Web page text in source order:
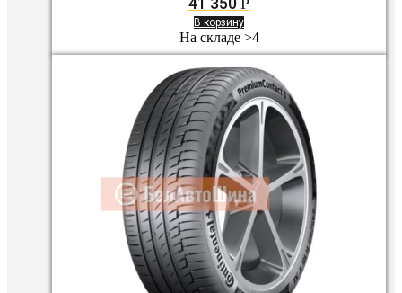
Р
В корзину
На складе >4